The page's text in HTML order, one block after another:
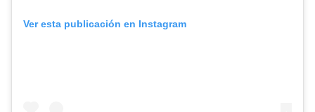
Ver esta publicación en Instagram